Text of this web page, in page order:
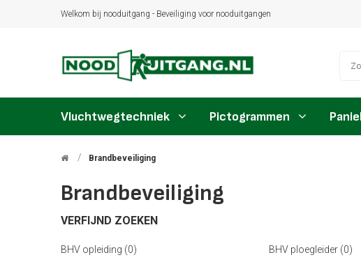
Welkom bij nooduitgang - Beveiliging voor nooduitgangen
Vluchtwegtechniek Pictogrammen
Brandbeveiliging
Brandbeveiliging
VERFIJND ZOEKEN
BHV opleiding (0) BHV ploegleider (0)